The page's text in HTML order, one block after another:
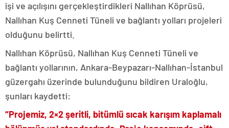
işi ve açılışını gerçekleştirdikleri Nallıhan Köprüsü,
Nallıhan Kuş Cenneti Tüneli ve bağlantı yolları projeleri
olduğunu belirtti.
Nallıhan Köprüsü, Nallıhan Kuş Cenneti Tüneli ve
bağlantı yollarının, Ankara-Beypazarı-Nallıhan-İstanbul
güzergahı üzerinde bulunduğunu bildiren Uraloğlu,
şunları kaydetti:
“Projemiz, 2×2 şeritli, bitümlü sıcak karışım kaplamalı